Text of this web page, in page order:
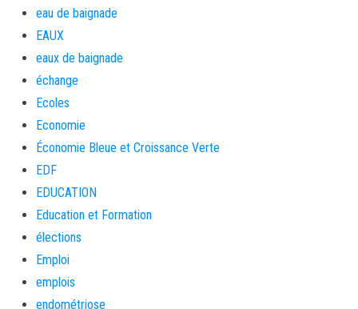
eau de baignade
EAUX
eaux de baignade
échange
Ecoles
Economie
Économie Bleue et Croissance Verte
EDF
EDUCATION
Education et Formation
élections
Emploi
emplois
endométriose